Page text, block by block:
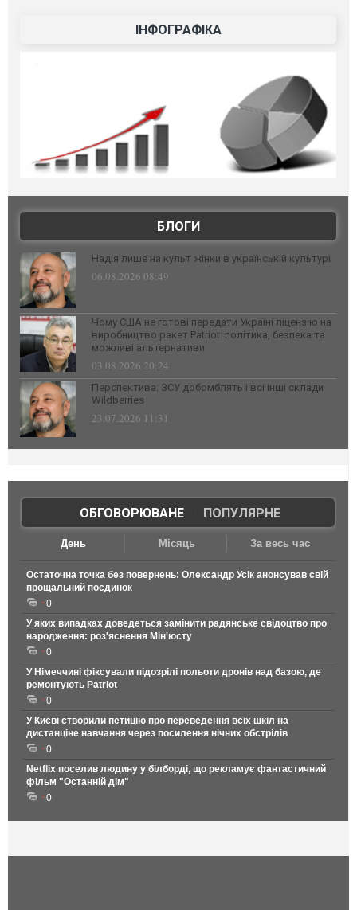
ІНФОГРАФІКА
БЛОГИ
Надія лише на культ жінки в українській культурі
06.08.2026 08:49
Чому США не готові передати Україні ліцензію на
виробництво ракет Patriot: політика, безпека та
можливі альтернативи
03.08.2026 20:24
Перспектива: ЗСУ добомблять і всі інші склади
Wildberries
23.07.2026 11:31
ОБГОВОРЮВАНЕ| ПОПУЛЯРНЕ
День Місяць За весь час
Остаточна точка без повернень: Олександр Усік анонсував свій
прощальний поєдинок
0
У яких випадках доведеться замінити радянське свідоцтво про
народження: роз'яснення Мін'юсту
0
У Німеччині фіксували підозрілі польоти дронів над базою, де
ремонтують Patriot
0
У Києві створили петицію про переведення всіх шкіл на
дистанціне навчання через посилення нічних обстрілів
0
Netflix поселив людину у білборді, що рекламує фантастичний
фільм "Останній дім"
0